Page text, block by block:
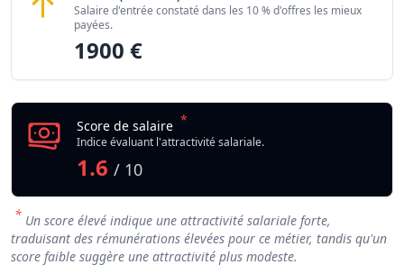
Salaire d'entrée constaté dans les 10 % d'offres les mieux
payées.
1900 €
Score de salaire *
Indice évaluant l'attractivité salariale.
1.6 / 10
* Un score élevé indique une attractivité salariale forte,
traduisant des rémunérations élevées pour ce métier, tandis qu'un
score faible suggère une attractivité plus modeste.